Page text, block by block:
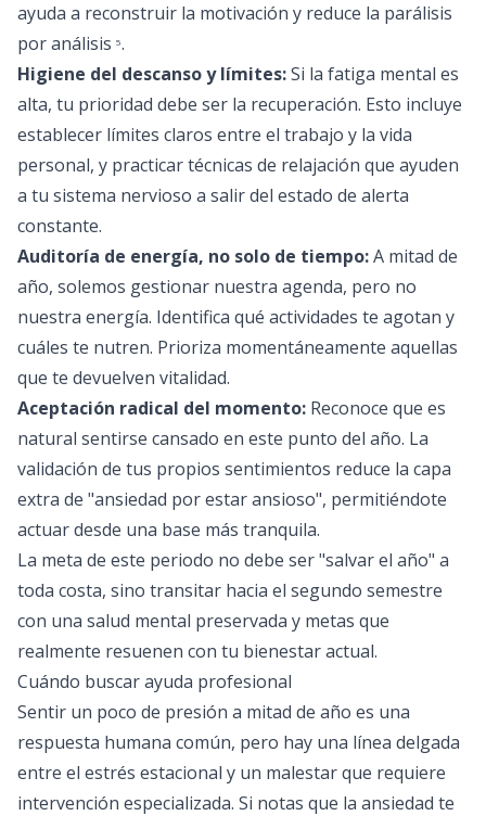
ayuda a reconstruir la motivación y reduce la parálisis
por análisis 5.
Higiene del descanso y límites:Si la fatiga mental es
alta, tu prioridad debe ser la recuperación. Esto incluye
establecer límites claros entre el trabajo y la vida
personal, y practicar técnicas de relajación que ayuden
a tu sistema nervioso a salir del estado de alerta
constante.
Auditoría de energía, no solo de tiempo:A mitad de
año, solemos gestionar nuestra agenda, pero no
nuestra energía. Identifica qué actividades te agotan y
cuáles te nutren. Prioriza momentáneamente aquellas
que te devuelven vitalidad.
Aceptación radical del momento: Reconoce que es
natural sentirse cansado en este punto del año. La
validación de tus propios sentimientos reduce la capa
extra de "ansiedad por estar ansioso", permitiéndote
actuar desde una base más tranquila.
La meta de este periodo no debe ser "salvar el año" a
toda costa, sino transitar hacia el segundo semestre
con una salud mental preservada y metas que
realmente resuenen con tu bienestar actual.
Cuándo buscar ayuda profesional
Sentir un poco de presión a mitad de año es una
respuesta humana común, pero hay una línea delgada
entre el estrés estacional y un malestar que requiere
intervención especializada. Si notas que la ansiedad te